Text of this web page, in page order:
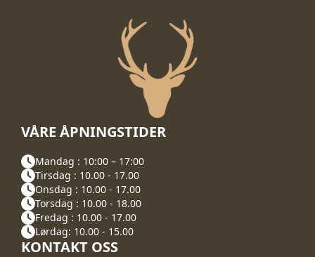
VÅRE ÅPNINGSTIDER
Mandag : 10:00 – 17:00
Tirsdag : 10.00 - 17.00
Onsdag : 10.00 - 17.00
Torsdag : 10.00 - 18.00
Fredag : 10.00 - 17.00
Lørdag: 10.00 - 15.00
KONTAKT OSS